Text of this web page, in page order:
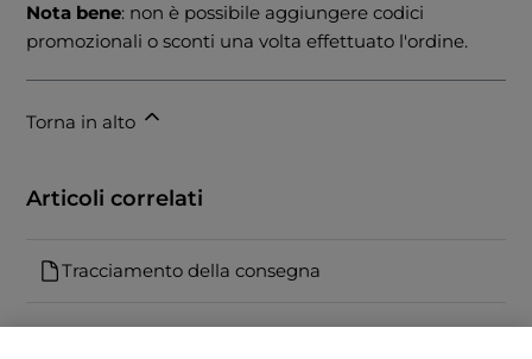
Nota bene: non è possibile aggiungere codici
promozionali o sconti una volta effettuato l'ordine.
Torna in alto
Articoli correlati
Tracciamento della consegna